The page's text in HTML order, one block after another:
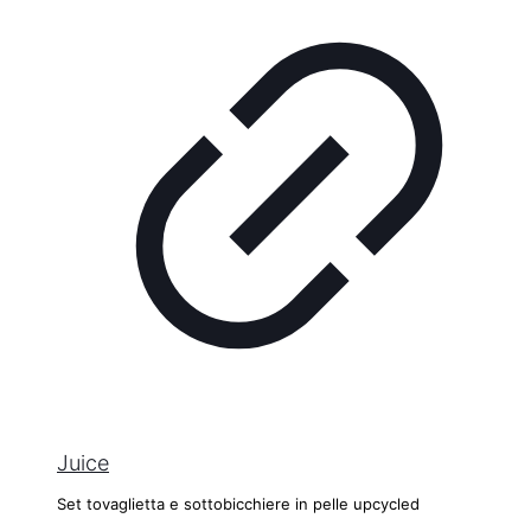
Juice
Set tovaglietta e sottobicchiere in pelle upcycled